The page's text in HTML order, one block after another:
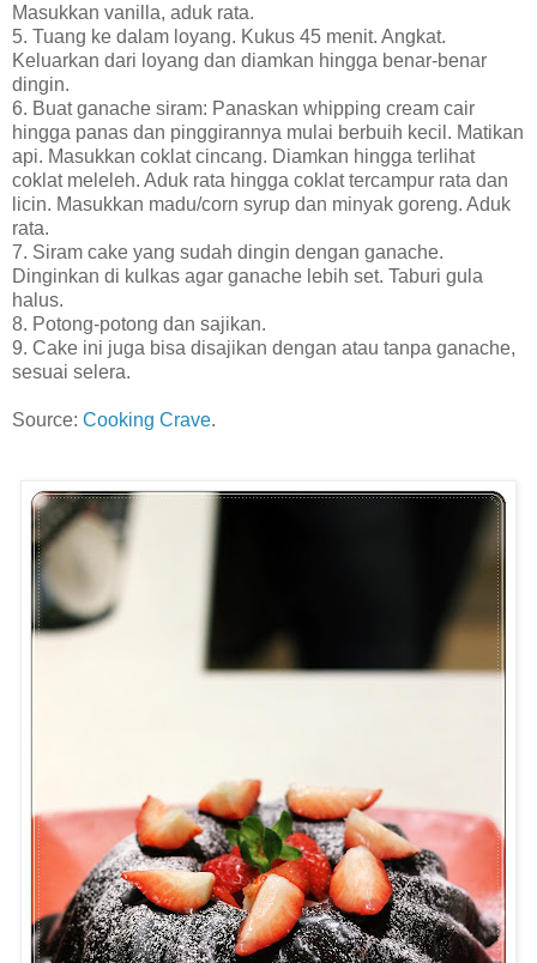
Masukkan vanilla, aduk rata.
5. Tuang ke dalam loyang. Kukus 45 menit. Angkat.
Keluarkan dari loyang dan diamkan hingga benar-benar
dingin.
6. Buat ganache siram: Panaskan whipping cream cair
hingga panas dan pinggirannya mulai berbuih kecil. Matikan
api. Masukkan coklat cincang. Diamkan hingga terlihat
coklat meleleh. Aduk rata hingga coklat tercampur rata dan
licin. Masukkan madu/corn syrup dan minyak goreng. Aduk
rata.
7. Siram cake yang sudah dingin dengan ganache.
Dinginkan di kulkas agar ganache lebih set. Taburi gula
halus.
8. Potong-potong dan sajikan.
9. Cake ini juga bisa disajikan dengan atau tanpa ganache,
sesuai selera.
Source: Cooking Crave.